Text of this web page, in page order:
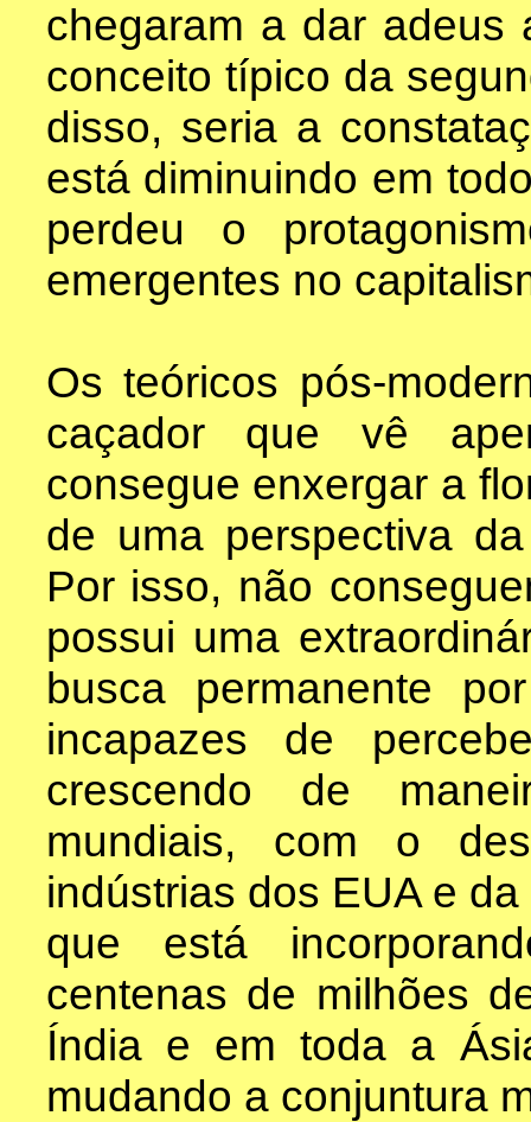
chegaram a dar adeus
conceito típico da
disso, seria a
está diminuindo em
perdeu o
emergentes no
Os teóricos pós-
caçador que vê
consegue enxergar a
de uma perspectiva
Por isso, não
possui uma
busca permanente
incapazes de
crescendo de
mundiais, com o
indústrias dos EUA e
que está
centenas de milhões
Índia e em toda a
mudando a conjuntura